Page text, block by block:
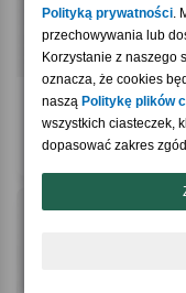
prezent dla pracownika
149,90 zł
Polityką prywatności.
przechowywania lub
Korzystanie z naszego
oznacza, że cookies
naszą Politykę plików
wszystkich ciasteczek,
dopasować zakres